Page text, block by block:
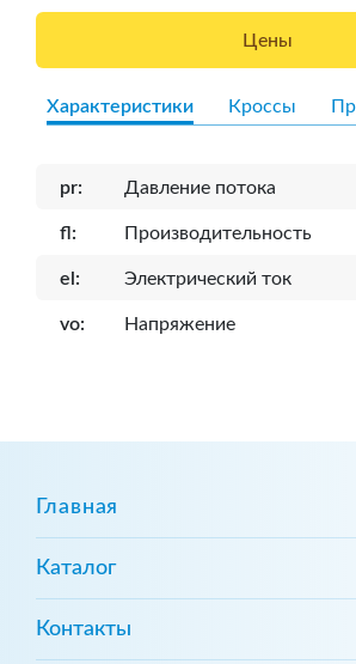
Цены
Характеристики Кроссы
pr: Давление потока
fl: Производительность
el: Электрический ток
vo: Напряжение
Главная
Каталог
Контакты